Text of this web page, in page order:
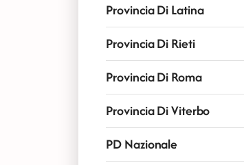
Provincia Di Latina
Provincia Di Rieti
Provincia Di Roma
Provincia Di Viterbo
PD Nazionale